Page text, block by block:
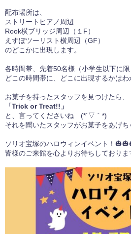
配布場所は、
ストリートピアノ周辺
Rook横ブリッジ周辺（１F）
えすぽツーリスト横周辺（GF）
のどこかに出現します。
各時間帯、先着50名様（小学生以下に
どこの時間帯に、どこに出現するかはわ
お菓子を持ったスタッフを見つけたら、
「Trick or Treat!!」
と、言ってくださいね (*´▽｀*)
それを聞いたスタッフがお菓子をあげち
ソリオ宝塚のハロウィンイベント！
皆様のご来館を心よりお待ちしておりま